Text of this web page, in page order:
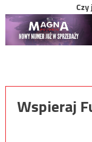
Wspieraj